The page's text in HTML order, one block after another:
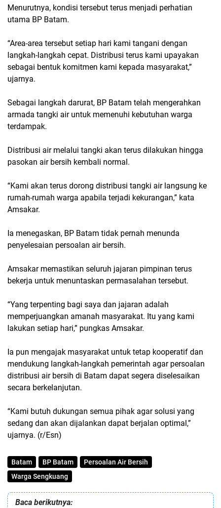
Menurutnya, kondisi tersebut terus menjadi perhatian
utama BP Batam.
“Area-area tersebut setiap hari kami tangani dengan
langkah-langkah cepat. Distribusi terus kami upayakan
sebagai bentuk komitmen kami kepada masyarakat,”
ujarnya.
Sebagai langkah darurat, BP Batam telah mengerahkan
armada tangki air untuk memenuhi kebutuhan warga
terdampak.
Distribusi air melalui tangki akan terus dilakukan hingga
pasokan air bersih kembali normal.
“Kami akan terus dorong distribusi tangki air langsung ke
rumah-rumah warga apabila terjadi kekurangan,” kata
Amsakar.
Ia menegaskan, BP Batam tidak pernah menunda
penyelesaian persoalan air bersih.
Amsakar memastikan seluruh jajaran pimpinan terus
bekerja untuk menuntaskan permasalahan tersebut.
“Yang terpenting bagi saya dan jajaran adalah
memperjuangkan amanah masyarakat. Itu yang kami
lakukan setiap hari,” pungkas Amsakar.
Ia pun mengajak masyarakat untuk tetap kooperatif dan
mendukung langkah-langkah pemerintah agar persoalan
distribusi air bersih di Batam dapat segera diselesaikan
secara berkelanjutan.
“Kami butuh dukungan semua pihak agar solusi yang
sedang dan akan dijalankan dapat berjalan optimal,”
ujarnya. (r/Esn)
Batam BP Batam
Persoalan Air Bersih
Warga Sengkuang
Baca berikutnya: